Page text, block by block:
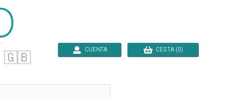
🇬🇧 CUENTA CESTA (0)